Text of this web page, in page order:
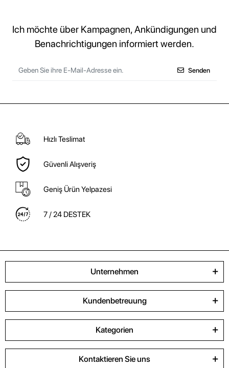
Ich möchte über Kampagnen, Ankündigungen und
Benachrichtigungen informiert werden.
Senden
Hızlı Teslimat
Güvenli Alışveriş
Geniş Ürün Yelpazesi
7 / 24 DESTEK
Unternehmen
Kundenbetreuung
Kategorien
Kontaktieren Sie uns